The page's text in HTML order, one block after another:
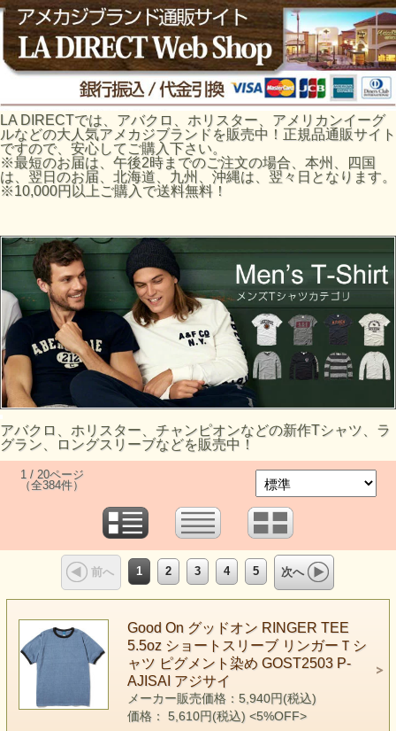
LA DIRECTでは、アバクロ、ホリスター、アメリカンイーグ
ルなどの大人気アメカジブランドを販売中！正規品通販サイト
ですので、安心してご購入下さい。
※最短のお届は、午後2時までのご注文の場合、本州、四国
は、翌日のお届、北海道、九州、沖縄は、翌々日となります。
※10,000円以上ご購入で送料無料！
アバクロ、ホリスター、チャンピオンなどの新作Tシャツ、ラ
グラン、ロングスリーブなどを販売中！
1 / 20ページ
（全384件）
前へ 1 2 3 4 5 次へ
Good On グッドオン RINGER TEE
5.5oz ショートスリーブ リンガーＴシ
ャツ ピグメント染め GOST2503 P-
AJISAI アジサイ
メーカー販売価格：5,940円(税込)
価格： 5,610円(税込) <5%OFF>